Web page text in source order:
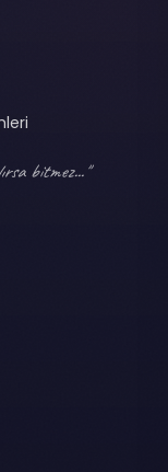
bitmez..."